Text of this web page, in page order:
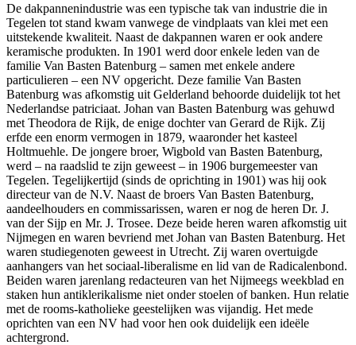
De dakpannenindustrie was een typische tak van industrie die in
Tegelen tot stand kwam vanwege de vindplaats van klei met een
uitstekende kwaliteit. Naast de dakpannen waren er ook andere
keramische produkten. In 1901 werd door enkele leden van de
familie Van Basten Batenburg – samen met enkele andere
particulieren – een NV opgericht. Deze familie Van Basten
Batenburg was afkomstig uit Gelderland behoorde duidelijk tot het
Nederlandse patriciaat. Johan van Basten Batenburg was gehuwd
met Theodora de Rijk, de enige dochter van Gerard de Rijk. Zij
erfde een enorm vermogen in 1879, waaronder het kasteel
Holtmuehle. De jongere broer, Wigbold van Basten Batenburg,
werd – na raadslid te zijn geweest – in 1906 burgemeester van
Tegelen. Tegelijkertijd (sinds de oprichting in 1901) was hij ook
directeur van de N.V. Naast de broers Van Basten Batenburg,
aandeelhouders en commissarissen, waren er nog de heren Dr. J.
van der Sijp en Mr. J. Trosee. Deze beide heren waren afkomstig uit
Nijmegen en waren bevriend met Johan van Basten Batenburg. Het
waren studiegenoten geweest in Utrecht. Zij waren overtuigde
aanhangers van het sociaal-liberalisme en lid van de Radicalenbond.
Beiden waren jarenlang redacteuren van het Nijmeegs weekblad en
staken hun antiklerikalisme niet onder stoelen of banken. Hun relatie
met de rooms-katholieke geestelijken was vijandig. Het mede
oprichten van een NV had voor hen ook duidelijk een ideële
achtergrond.